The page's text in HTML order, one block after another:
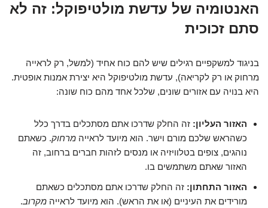
האנטומיה של עדשת מולטיפוקל: זה לא
סתם זכוכית
בניגוד למשקפיים רגילים שיש להם כוח אחיד (למשל, רק לראייה
מרחוק או רק לקריאה), עדשת מולטיפוקל היא יצירת אמנות אופטית.
היא בנויה עם אזורים שונים, שלכל אחד מהם כוח שונה:
האזור העליון: זה החלק שדרכו אתם מסתכלים בדרך כלל
כשהראש שלכם מורם וישר. הוא מיועד לראייה מרחוק. כשאתם
נוהגים, צופים בטלוויזיה או מנסים לזהות חברים ברחוב, זה
האזור שאתם משתמשים בו.
האזור התחתון: זה החלק שדרכו אתם מסתכלים כשאתם
מורידים את העיניים (או את הראש). הוא מיועד לראייה מקרוב.